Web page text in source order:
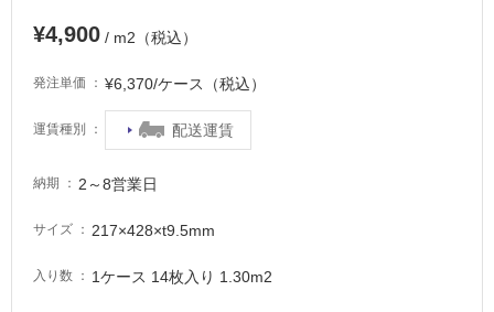
¥4,900 / m2（税込）
発注単価 ¥6,370/ケース（税込）
運賃種別 配送運賃
納期 2～8営業日
サイズ 217×428×t9.5mm
入り数 1ケース 14枚入り 1.30m2
る
適
い
る
注
が